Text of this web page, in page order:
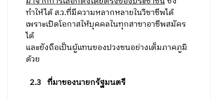
ทำให้ได้ ส.ว.ที่มีความหลากหลายในวิชาชีพได้
เพราะเปิดโอกาสให้บุคคลในทุกสาขาอาชีพสมัคร
ได้
และยังถือเป็นผู้แทนของปวงชนอย่างเต็มภาคภูมิ
ด้วย
2.3 ที่มาของนายกรัฐมนตรี